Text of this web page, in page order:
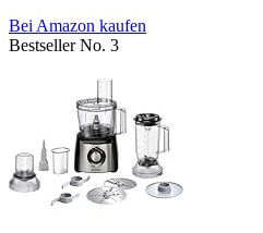
Bei Amazon kaufen
Bestseller No. 3